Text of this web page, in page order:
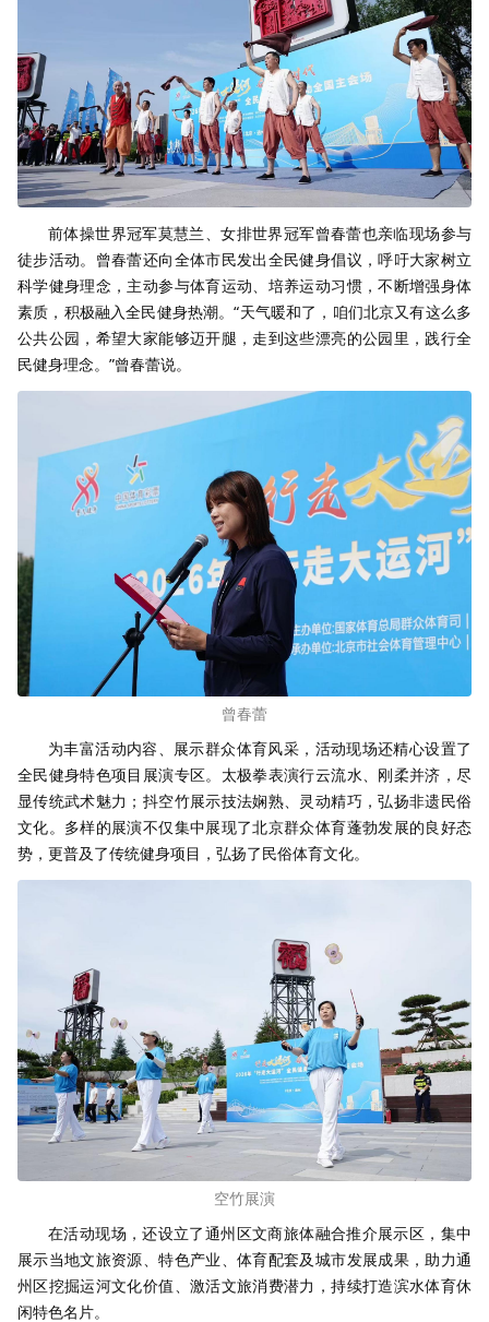
前体操世界冠军莫慧兰、女排世界冠军曾春蕾也亲临现场参与
徒步活动。曾春蕾还向全体市民发出全民健身倡议，呼吁大家树立
科学健身理念，主动参与体育运动、培养运动习惯，不断增强身体
素质，积极融入全民健身热潮。“天气暖和了，咱们北京又有这么多
公共公园，希望大家能够迈开腿，走到这些漂亮的公园里，践行全
民健身理念。”曾春蕾说。
曾春蕾
为丰富活动内容、展示群众体育风采，活动现场还精心设置了
全民健身特色项目展演专区。太极拳表演行云流水、刚柔并济，尽
显传统武术魅力；抖空竹展示技法娴熟、灵动精巧，弘扬非遗民俗
文化。多样的展演不仅集中展现了北京群众体育蓬勃发展的良好态
势，更普及了传统健身项目，弘扬了民俗体育文化。
空竹展演
在活动现场，还设立了通州区文商旅体融合推介展示区，集中
展示当地文旅资源、特色产业、体育配套及城市发展成果，助力通
州区挖掘运河文化价值、激活文旅消费潜力，持续打造滨水体育休
闲特色名片。